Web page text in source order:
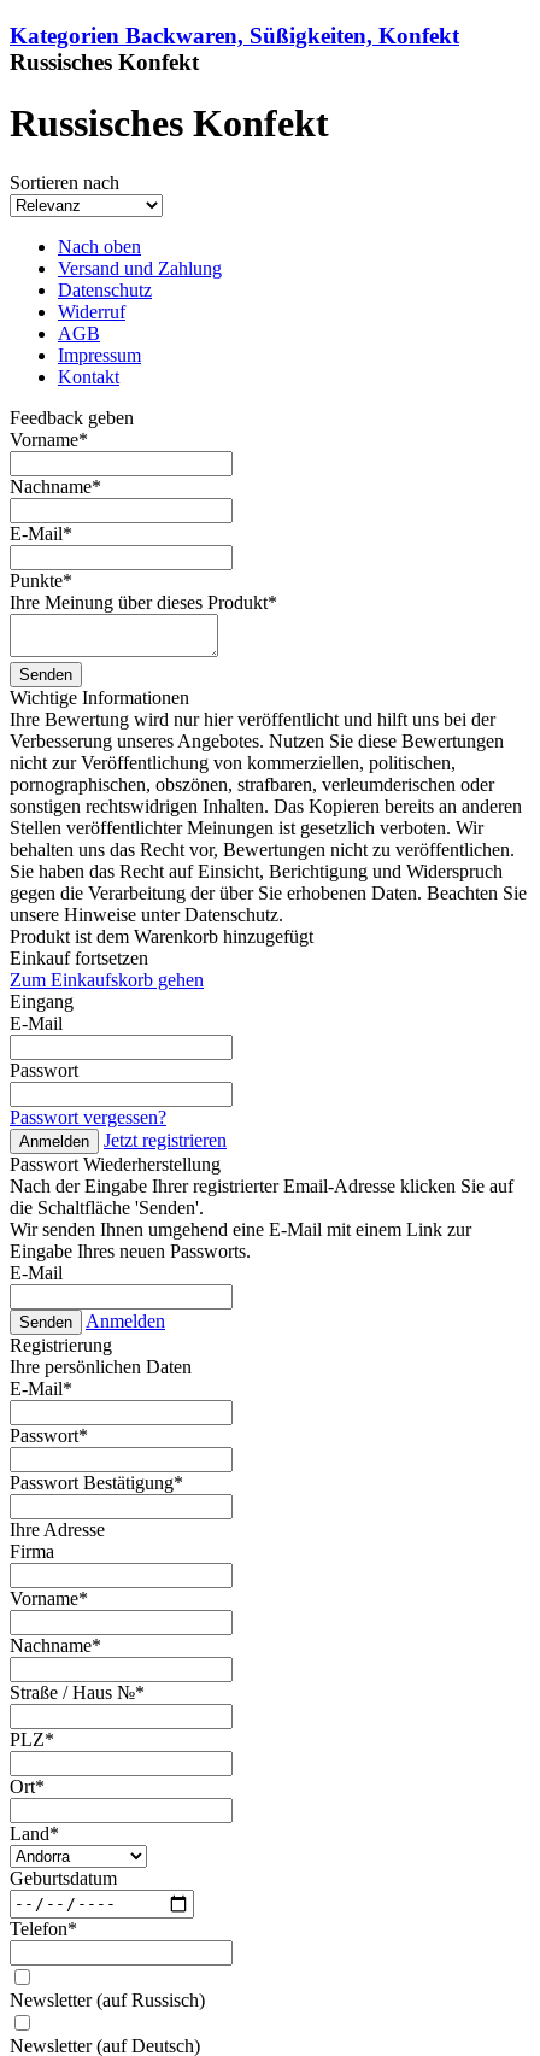
Kategorien Backwaren, Süßigkeiten, Konfekt
Russisches Konfekt
Russisches Konfekt
Sortieren nach
Nach oben
Versand und Zahlung
Datenschutz
Widerruf
AGB
Impressum
Kontakt
Feedback geben
Vorname*
Nachname*
E-Mail*
Punkte*
Ihre Meinung über dieses Produkt*
Senden
Wichtige Informationen
Ihre Bewertung wird nur hier veröffentlicht und hilft uns bei der
Verbesserung unseres Angebotes. Nutzen Sie diese Bewertungen
nicht zur Veröffentlichung von kommerziellen, politischen,
pornographischen, obszönen, strafbaren, verleumderischen oder
sonstigen rechtswidrigen Inhalten. Das Kopieren bereits an anderen
Stellen veröffentlichter Meinungen ist gesetzlich verboten. Wir
behalten uns das Recht vor, Bewertungen nicht zu veröffentlichen.
Sie haben das Recht auf Einsicht, Berichtigung und Widerspruch
gegen die Verarbeitung der über Sie erhobenen Daten. Beachten Sie
unsere Hinweise unter Datenschutz.
Produkt ist dem Warenkorb hinzugefügt
Einkauf fortsetzen
Zum Einkaufskorb gehen
Eingang
E-Mail
Passwort
Passwort vergessen?
Anmelden
Jetzt registrieren
Passwort Wiederherstellung
Nach der Eingabe Ihrer registrierter Email-Adresse klicken Sie auf
die Schaltfläche 'Senden'.
Wir senden Ihnen umgehend eine E-Mail mit einem Link zur
Eingabe Ihres neuen Passworts.
E-Mail
Senden
Anmelden
Registrierung
Ihre persönlichen Daten
E-Mail*
Passwort*
Passwort Bestätigung*
Ihre Adresse
Firma
Vorname*
Nachname*
Straße / Haus №*
PLZ*
Ort*
Land*
Geburtsdatum
Telefon*
Newsletter (auf Russisch)
Newsletter (auf Deutsch)